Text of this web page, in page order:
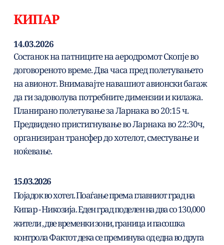
КИПАР
14.03.2026
Состанок на патниците на аеродромот Скопје во
договореното време. Два часа пред полетувањето
на авионот. Внимавајте навашиот авионски багаж
да ги задоволува потребните димензии и килажа.
Планирано полетување за Ларнака во 20:15 ч.
Предвидено пристигнување во Ларнака во 22:30ч,
организиран трансфер до хотелот, сместување и
ноќевање.
15.03.2026
Појадок во хотел. Поаѓање према главниот град на
Кипар - Никозија. Еден град поделен на два со 130,000
жители , две временки зони, граница и пасошка
контрола Фактот дека се преминува од една во друга